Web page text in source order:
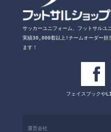
サッカーユニフォーム、フットサルユ
実績30,000着以上!チームオーダー担
ます！
フェイスブックや
運営会社